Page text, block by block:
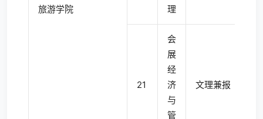
旅游学院
理
21
会
展
经
济
与
管
文理兼报